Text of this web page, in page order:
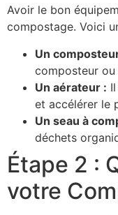
Avoir le bon
compostage. Voici
Un
composteur
Un aérateur :
et accélérer le
Un seau à
déchets
Étape 2 :
votre